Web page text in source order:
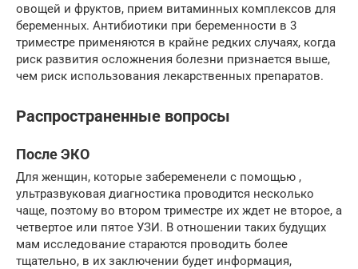
овощей и фруктов, прием витаминных комплексов для
беременных. Антибиотики при беременности в 3
триместре применяются в крайне редких случаях, когда
риск развития осложнения болезни признается выше,
чем риск использования лекарственных препаратов.
Распространенные вопросы
После ЭКО
Для женщин, которые забеременели с помощью ,
ультразвуковая диагностика проводится несколько
чаще, поэтому во втором триместре их ждет не второе, а
четвертое или пятое УЗИ. В отношении таких будущих
мам исследование стараются проводить более
тщательно, в их заключении будет информация,